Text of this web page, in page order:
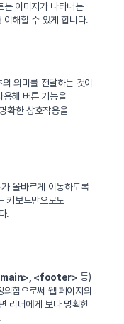
는 이미지가 나타내는
이해할 수 있게 합니다.
의미를 전달하는 것이
용해 버튼 기능을
확한 상호작용을
올바르게 이동하도록
키보드만으로도
.
<footer> 등)
함으로써 웹 페이지의
리더에게 보다 명확한